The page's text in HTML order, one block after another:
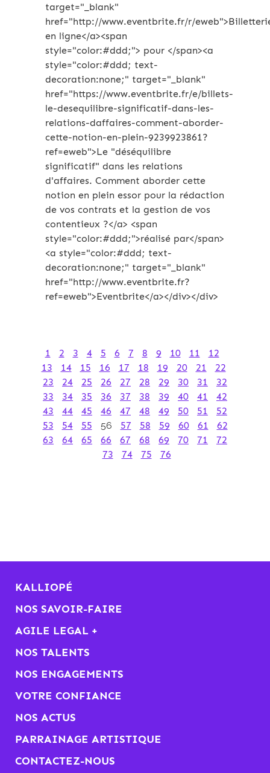
target="_blank"
href="http://www.eventbrite.fr/r/
en ligne</a><span
style="color:#ddd;"> pour </span><a
style="color:#ddd; text-
decoration:none;" target="_blank"
href="https://www.eventbrite.fr/e/billets-
le-desequilibre-significatif-dans-les-
relations-daffaires-comment-aborder-
cette-notion-en-plein-9239923861?
ref=eweb">Le "déséquilibre
significatif" dans les relations
d'affaires. Comment aborder cette
notion en plein essor pour la rédaction
de vos contrats et la gestion de vos
contentieux ?</a> <span
style="color:#ddd;">réalisé par</span>
<a style="color:#ddd; text-
decoration:none;" target="_blank"
href="http://www.eventbrite.fr?
ref=eweb">Eventbrite</a></div></div>
1 2 3 4 5 6 7 8 9 10 11
12
13
14 15 16 17 18 19 20 21
22
23
24 25 26 27 28 29 30 31
32
33
34 35 36 37 38 39 40 41
42
43
44 45 46 47 48 49 50 51
52
53
54 55 56 57 58 59 60 61
62
63
64 65 66 67 68 69 70 71
72
73
74 75 76
KALLIOPÉ
NOS SAVOIR-FAIRE
AGILE LEGAL +
NOS TALENTS
NOS ENGAGEMENTS
VOTRE CONFIANCE
NOS ACTUS
PARRAINAGE ARTISTIQUE
CONTACTEZ-NOUS